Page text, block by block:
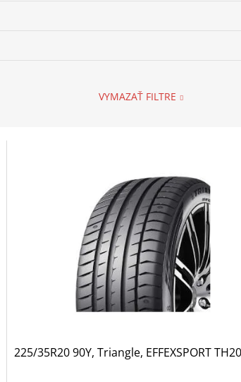
VYMAZAŤ FILTRE
225/35R20 90Y, Triangle, EFFEXSPORT